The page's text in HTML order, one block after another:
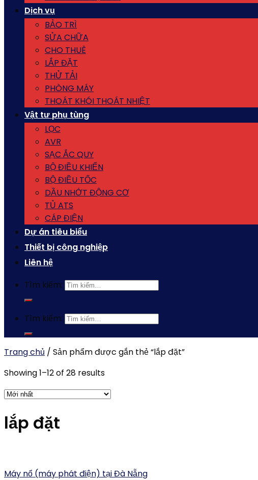
Dịch vụ
BẢO TRÌ
SỬA CHỮA
CHO THUÊ
LẮP ĐẶT
THỬ TẢI
PHÒNG MÁY
THOÁT KHÓI THOÁT NHIỆT
Vật tư phụ tùng
LỌC
AVR
SẠC ẮC QUY
BỘ ĐIỀU KHIỂN
BỘ ĐIỀU TỐC
DẦU NHỚT ĐỘNG CƠ
TỦ ATS
CÁP ĐIỆN
Dự án tiêu biểu
Thiết bị công nghiệp
Liên hệ
Tìm kiếm:
Tìm kiếm:
Trang chủ / Sản phẩm được gắn thẻ “lắp đặt”
Showing 1–12 of 28 results
lắp đặt
Máy nổ (máy phát điện) tại Đà Nẵng